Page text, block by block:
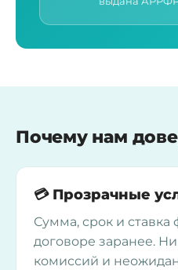
Почему нам
💳 Прозрачные
Сумма, срок и ставка
договоре заранее.
комиссий и